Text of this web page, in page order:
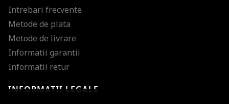
Intrebari frecvente
Metode de plata
Metode de livrare
Informatii garantii
Informatii retur
INFORMATII LEGALE